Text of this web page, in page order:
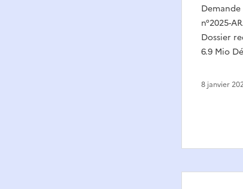
n°2025-
Dossier
6.9 Mio
8 janvier